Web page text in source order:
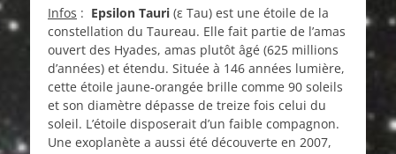
Infos : Epsilon Tauri (ε Tau) est une étoile de la
constellation du Taureau. Elle fait partie de l’amas
ouvert des Hyades, amas plutôt âgé (625 millions
d’années) et étendu. Située à 146 années lumière,
cette étoile jaune-orangée brille comme 90 soleils
et son diamètre dépasse de treize fois celui du
soleil. L’étoile disposerait d’un faible compagnon.
Une exoplanète a aussi été découverte en 2007,